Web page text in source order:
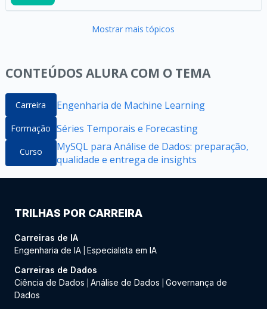
Mostrar mais tópicos
CONTEÚDOS ALURA COM O TEMA
Carreira Engenharia de Machine Learning
Formação Séries Temporais e Forecasting
Curso
MySQL para Análise de Dados: preparação,
qualidade e entrega de insights
TRILHAS POR CARREIRA
Carreiras de IA
Engenharia de IA Especialista em IA
Carreiras de Dados
Ciência de Dados
Análise de Dados
Governança de
Dados